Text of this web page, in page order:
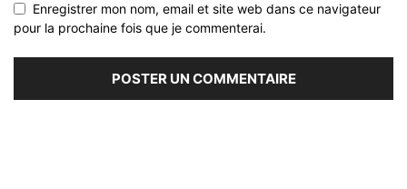
Enregistrer mon nom, email et site web dans ce navigateur
pour la prochaine fois que je commenterai.